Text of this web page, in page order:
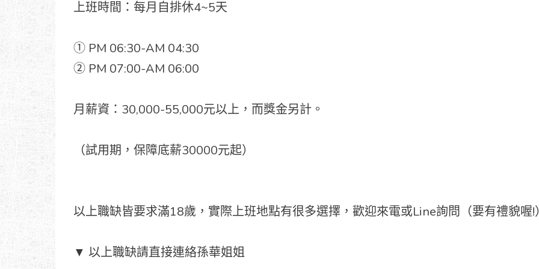
上班時間：每月自排休4~5天
① PM 06:30-AM 04:30
② PM 07:00-AM 06:00
月薪資：30,000-55,000元以上，而獎金另計。
（試用期，保障底薪30000元起）
以上職缺皆要求滿18歲，實際上班地點有很多選擇，歡迎來電或Line詢問（要有禮貌喔!
▼ 以上職缺請直接連絡孫華姐姐